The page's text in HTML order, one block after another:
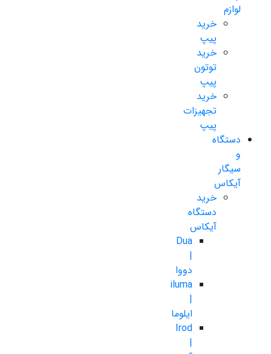
لوازم
خرید
پیپ
خرید
توتون
پیپ
خرید
تجهیزات
پیپ
دستگاه
و
سیگار
آیکاس
خرید
دستگاه
آیکاس
Dua
|
دووا
iluma
|
ایلوما
Irod
|